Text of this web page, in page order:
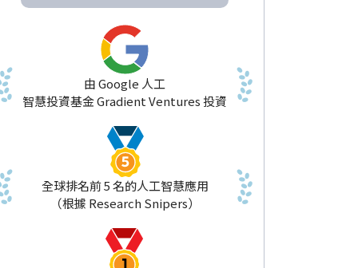
由 Google 人工
智慧投資基金 Gradient Ventures 投資
全球排名前 5 名的人工智慧應用
（根據 Research Snipers）